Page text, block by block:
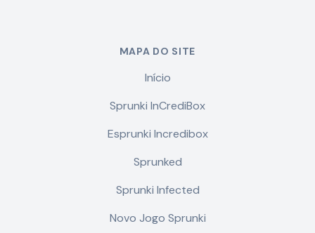
MAPA DO SITE
Início
Sprunki InCrediBox
Esprunki Incredibox
Sprunked
Sprunki Infected
Novo Jogo Sprunki